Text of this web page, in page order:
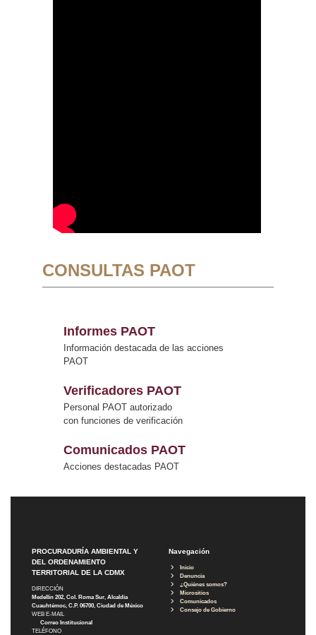
CONSULTAS PAOT
Informes PAOT
Información destacada de las acciones
PAOT
Verificadores PAOT
Personal PAOT autorizado
con funciones de verificación
Comunicados PAOT
Acciones destacadas PAOT
PROCURADURÍA AMBIENTAL Y
DEL ORDENAMIENTO
TERRITORIAL DE LA CDMX
DIRECCIÓN
Medellín 202, Col. Roma Sur, Alcaldía
Cuauhtémoc, C.P. 06700, Ciudad de México
WEB E-MAIL
Correo Institucional
TELÉFONO
Navegación
Inicio
Denuncia
¿Quiénes somos?
Micrositios
Comunicados
Consejo de Gobierno